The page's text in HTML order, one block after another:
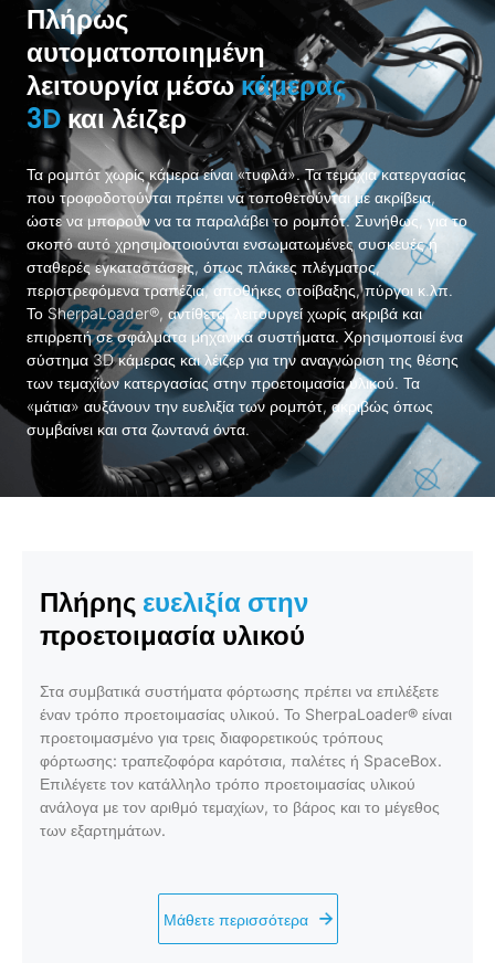
Πλήρως
αυτοματοποιημένη
λειτουργία μέσωκάμερας
3Dκαι λέιζερ
Τα ρομπότ χωρίς κάμερα είναι «τυφλά». Τα τεμάχια κατεργασίας
που τροφοδοτούνται πρέπει να τοποθετούνται με ακρίβεια,
ώστε να μπορούν να τα παραλάβει το ρομπότ. Συνήθως, για το
σκοπό αυτό χρησιμοποιούνται ενσωματωμένες συσκευές ή
σταθερές εγκαταστάσεις, όπως πλάκες πλέγματος,
περιστρεφόμενα τραπέζια, αποθήκες στοίβαξης, πύργοι κ.λπ.
Το SherpaLoader®, αντίθετα, λειτουργεί χωρίς ακριβά και
επιρρεπή σε σφάλματα μηχανικά συστήματα. Χρησιμοποιεί ένα
σύστημα 3D κάμερας και λέιζερ για την αναγνώριση της θέσης
των τεμαχίων κατεργασίας στην προετοιμασία υλικού. Τα
«μάτια» αυξάνουν την ευελιξία των ρομπότ, ακριβώς όπως
συμβαίνει και στα ζωντανά όντα.
Πλήρης ευελιξία στην
προετοιμασία υλικού
Στα συμβατικά συστήματα φόρτωσης πρέπει να επιλέξετε
έναν τρόπο προετοιμασίας υλικού. Το SherpaLoader® είναι
προετοιμασμένο για τρεις διαφορετικούς τρόπους
φόρτωσης: τραπεζοφόρα καρότσια, παλέτες ή SpaceBox.
Επιλέγετε τον κατάλληλο τρόπο προετοιμασίας υλικού
ανάλογα με τον αριθμό τεμαχίων, το βάρος και το μέγεθος
των εξαρτημάτων.
Μάθετε περισσότερα